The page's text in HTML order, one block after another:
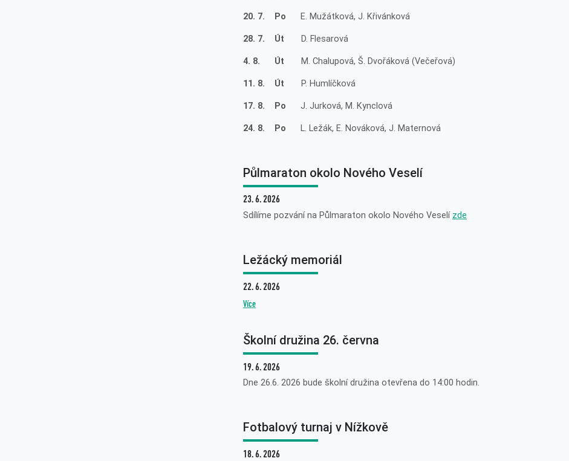
20. 7. Po E. Mužátková, J. Křivánková
28. 7. Út D. Flesarová
4. 8. Út M. Chalupová, Š. Dvořáková (Večeřová)
11. 8. Út P. Humlíčková
17. 8. Po J. Jurková, M. Kynclová
24. 8. Po L. Ležák, E. Nováková, J. Maternová
Půlmaraton okolo Nového Veselí
23. 6. 2026
Sdílíme pozvání na Půlmaraton okolo Nového Veselí zde
Ležácký memoriál
22. 6. 2026
Více
Školní družina 26. června
19. 6. 2026
Dne 26.6. 2026 bude školní družina otevřena do 14:00 hodin.
Fotbalový turnaj v Nížkově
18. 6. 2026